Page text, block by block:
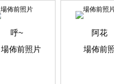
場佈前照片 場佈前照